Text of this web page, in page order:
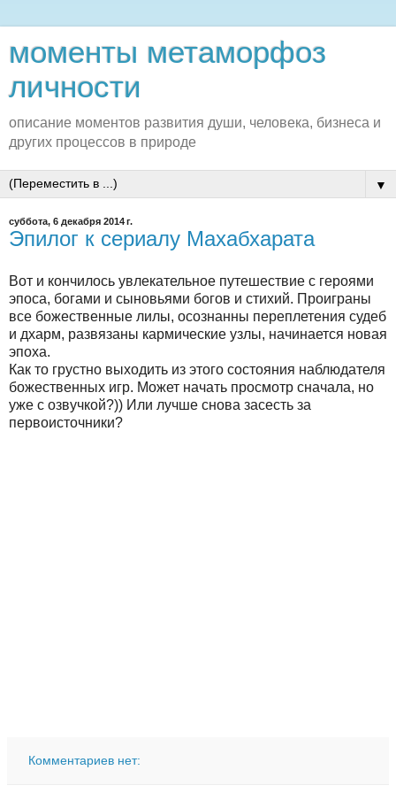
моменты метаморфоз
личности
описание моментов развития души, человека, бизнеса и
других процессов в природе
▼
суббота, 6 декабря 2014 г.
Эпилог к сериалу Махабхарата
Вот и кончилось увлекательное путешествие с героями
эпоса, богами и сыновьями богов и стихий. Проиграны
все божественные лилы, осознанны переплетения судеб
и дхарм, развязаны кармические узлы, начинается новая
эпоха.
Как то грустно выходить из этого состояния наблюдателя
божественных игр. Может начать просмотр сначала, но
уже с озвучкой?)) Или лучше снова засесть за
первоисточники?
Комментариев нет: